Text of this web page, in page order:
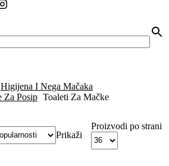
Higijena I Nega Mačaka
Za Posip Toaleti Za Mačke
Prikaži
Proizvodi po strani